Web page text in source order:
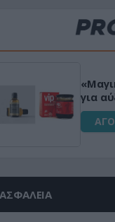
για
ΑΣΦΑΛΕΙΑ